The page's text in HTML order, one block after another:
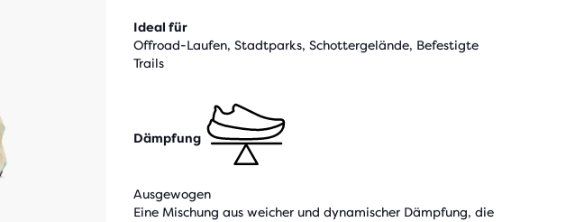
Ideal für
Offroad-Laufen, Stadtparks, Schottergelände, Befestigte
Trails
Dämpfung
Ausgewogen
Eine Mischung aus weicher und dynamischer Dämpfung, die